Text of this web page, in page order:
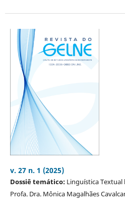
v. 27 n. 1 (2025)
Dossiê temático:Linguística Textual
Profa. Dra. Mônica Magalhães